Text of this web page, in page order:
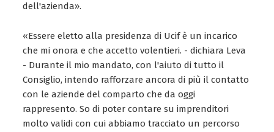
dell'azienda».
«Essere eletto alla presidenza di Ucif è un incarico
che mi onora e che accetto volentieri. - dichiara Leva
- Durante il mio mandato, con l'aiuto di tutto il
Consiglio, intendo rafforzare ancora di più il contatto
con le aziende del comparto che da oggi
rappresento. So di poter contare su imprenditori
molto validi con cui abbiamo tracciato un percorso